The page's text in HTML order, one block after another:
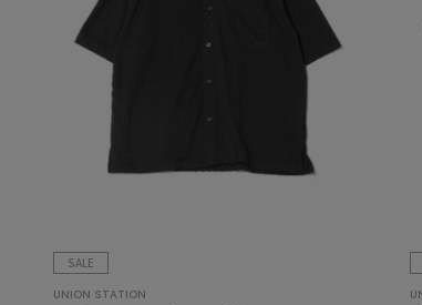
SALE
UNION STATION